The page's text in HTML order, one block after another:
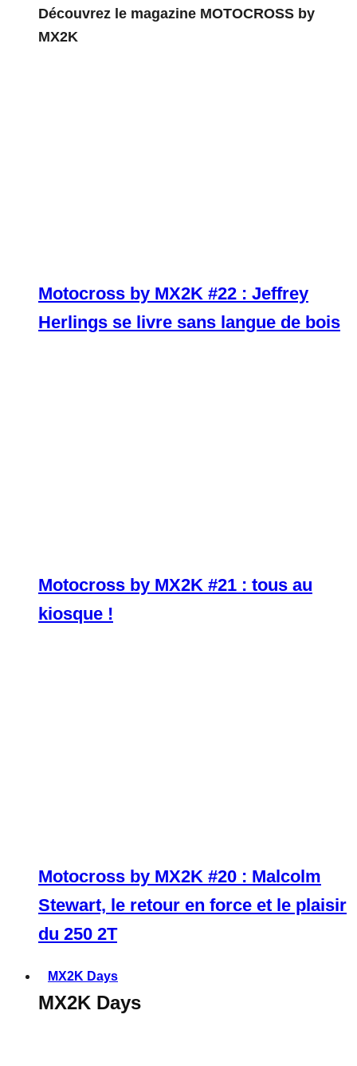
Découvrez le magazine MOTOCROSS by
MX2K
Motocross by MX2K #22 : Jeffrey
Herlings se livre sans langue de bois
Motocross by MX2K #21 : tous au
kiosque !
Motocross by MX2K #20 : Malcolm
Stewart, le retour en force et le plaisir
du 250 2T
MX2K Days
MX2K Days